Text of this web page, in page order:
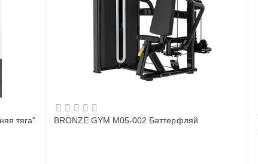
тяга"
BRONZE GYM M05-002 Баттерфляй